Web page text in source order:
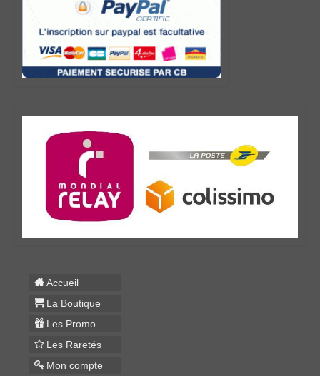
Accueil
La Boutique
Les Promo
Les Raretés
Mon compte